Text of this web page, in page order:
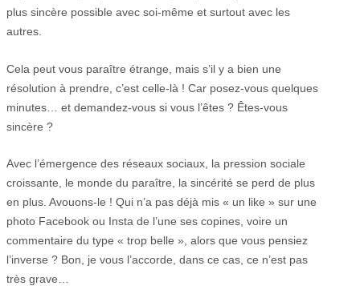
plus sincère possible avec soi-même et surtout avec les
autres.
Cela peut vous paraître étrange, mais s’il y a bien une
résolution à prendre, c’est celle-là ! Car posez-vous quelques
minutes… et demandez-vous si vous l’êtes ? Êtes-vous
sincère ?
Avec l’émergence des réseaux sociaux, la pression sociale
croissante, le monde du paraître, la sincérité se perd de plus
en plus. Avouons-le ! Qui n’a pas déjà mis « un like » sur une
photo Facebook ou Insta de l’une ses copines, voire un
commentaire du type « trop belle », alors que vous pensiez
l’inverse ? Bon, je vous l’accorde, dans ce cas, ce n’est pas
très grave…